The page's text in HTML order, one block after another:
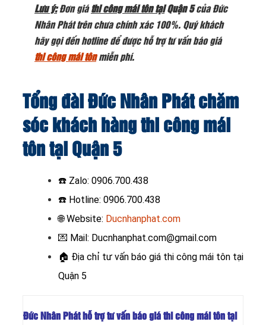
Lưu ý:Đơn giá thi công mái tôn tạiQuận 5của Đức
Nhân Phát trên chưa chính xác 100%. Quý khách
hãy gọi đến hotlineđể được hỗ trợ tư vấn báo giá
thi công mái tônmiễn phí.
Tổng đài Đức Nhân Phát chăm
sóc khách hàng thi công mái
tôn tại Quận 5
☎️ Zalo: 0906.700.438
☎️ Hotline: 0906.700.438
🌐 Website: Ducnhanphat.com
💌 Mail: Ducnhanphat.com@gmail.com
🏠 Địa chỉ tư vấn báo giá thi công mái tôn tại
Quận 5
Đức Nhân Phát hỗ trợ tư vấn báo giá thi công mái tôn tại